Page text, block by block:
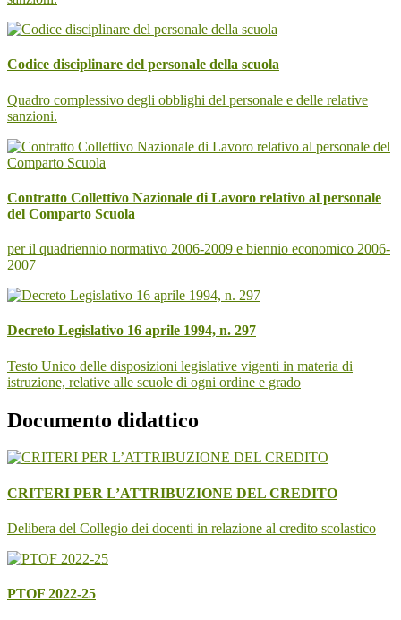
Codice disciplinare del personale della scuola
Quadro complessivo degli obblighi del personale e delle relative
sanzioni.
Contratto Collettivo Nazionale di Lavoro relativo al personale
del Comparto Scuola
per il quadriennio normativo 2006-2009 e biennio economico 2006-
2007
Decreto Legislativo 16 aprile 1994, n. 297
Testo Unico delle disposizioni legislative vigenti in materia di
istruzione, relative alle scuole di ogni ordine e grado
Documento didattico
CRITERI PER L’ATTRIBUZIONE DEL CREDITO
Delibera del Collegio dei docenti in relazione al credito scolastico
PTOF 2022-25